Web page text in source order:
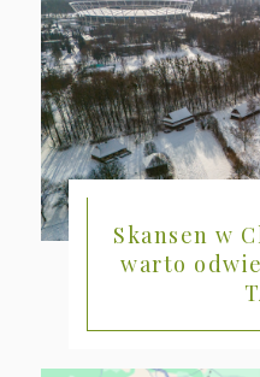
Skansen w
warto